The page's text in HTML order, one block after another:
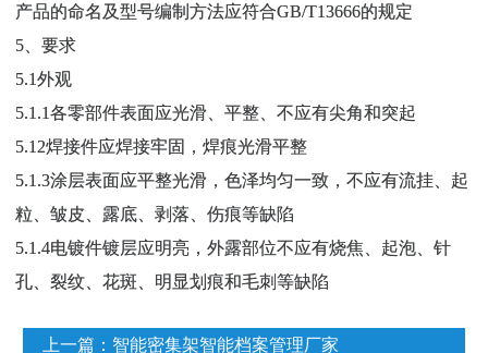
产品的命名及型号编制方法应符合GB/T13666的规定
5、要求
5.1外观
5.1.1各零部件表面应光滑、平整、不应有尖角和突起
5.12焊接件应焊接牢固，焊痕光滑平整
5.1.3涂层表面应平整光滑，色泽均匀一致，不应有流挂、起
粒、皱皮、露底、剥落、伤痕等缺陷
5.1.4电镀件镀层应明亮，外露部位不应有烧焦、起泡、针
孔、裂纹、花斑、明显划痕和毛刺等缺陷
上一篇： 智能密集架智能档案管理厂家